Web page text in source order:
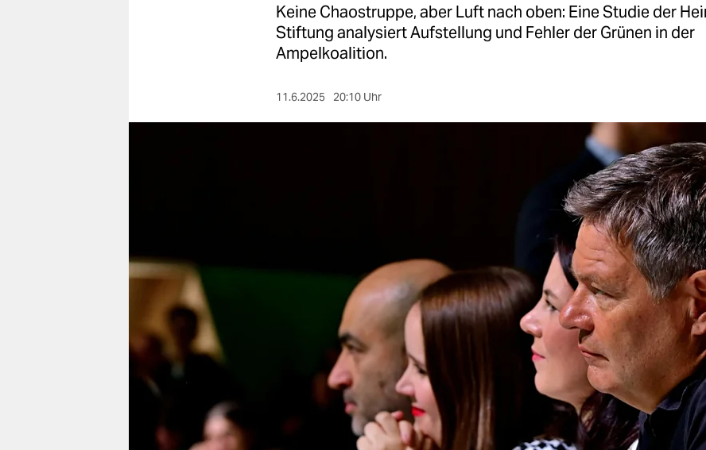
nord
veranstaltungen
fragen & hilfe
unterstützen
abo
genossenschaft
Keine Chaostruppe, aber Luft nach oben: Eine Studie der
Stiftung analysiert Aufstellung und Fehler der Grünen in der
Ampelkoalition.
11.6.2025 20:10 Uhr